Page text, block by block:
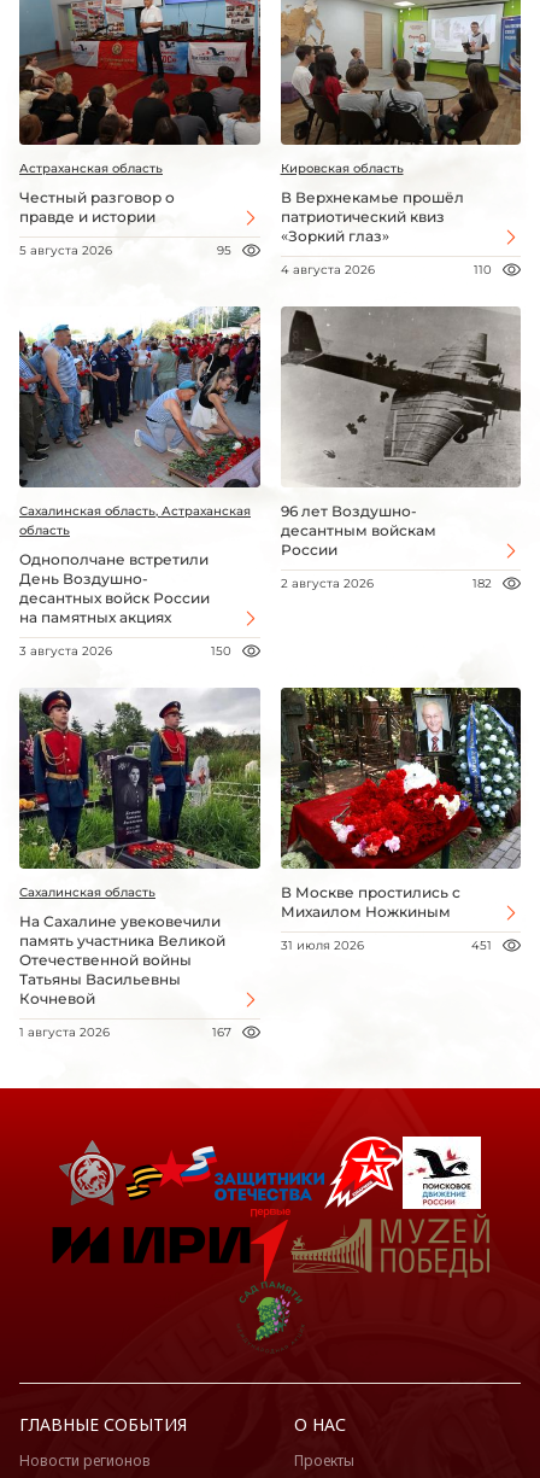
Астраханская область
Честный разговор о
правде и истории
5 августа 2026 95
Кировская область
В Верхнекамье прошёл
патриотический квиз
«Зоркий глаз»
4 августа 2026 110
Сахалинская область, Астраханская
область
Однополчане встретили
День Воздушно-
десантных войск России
на памятных акциях
3 августа 2026 150
96 лет Воздушно-
десантным войскам
России
2 августа 2026 182
Сахалинская область
На Сахалине увековечили
память участника Великой
Отечественной войны
Татьяны Васильевны
Кочневой
1 августа 2026 167
В Москве простились с
Михаилом Ножкиным
31 июля 2026 451
ГЛАВНЫЕ СОБЫТИЯ
Новости регионов
О НАС
Проекты